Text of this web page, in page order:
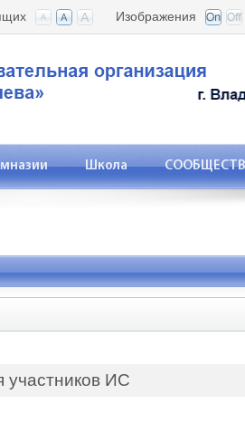
Изображения
Школа
участников ИС